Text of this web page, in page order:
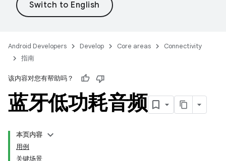
Android Developers Develop Core areas
Connectivity
指南
该内容对您有帮助吗？
蓝牙低功耗音频
本页内容
用例
关键场景